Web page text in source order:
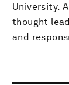
University.
thought
and